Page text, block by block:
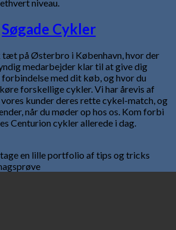
niveau.
Søgade Cykler
tæt på Østerbro i København, hvor der
medarbejder klar til at give dig
med dit køb, og hvor du
forskellige cykler. Vi har årevis af
kunder deres rette cykel-match, og
når du møder op hos os. Kom forbi
Centurion cykler allerede i dag.
en lille portfolio af tips og tricks